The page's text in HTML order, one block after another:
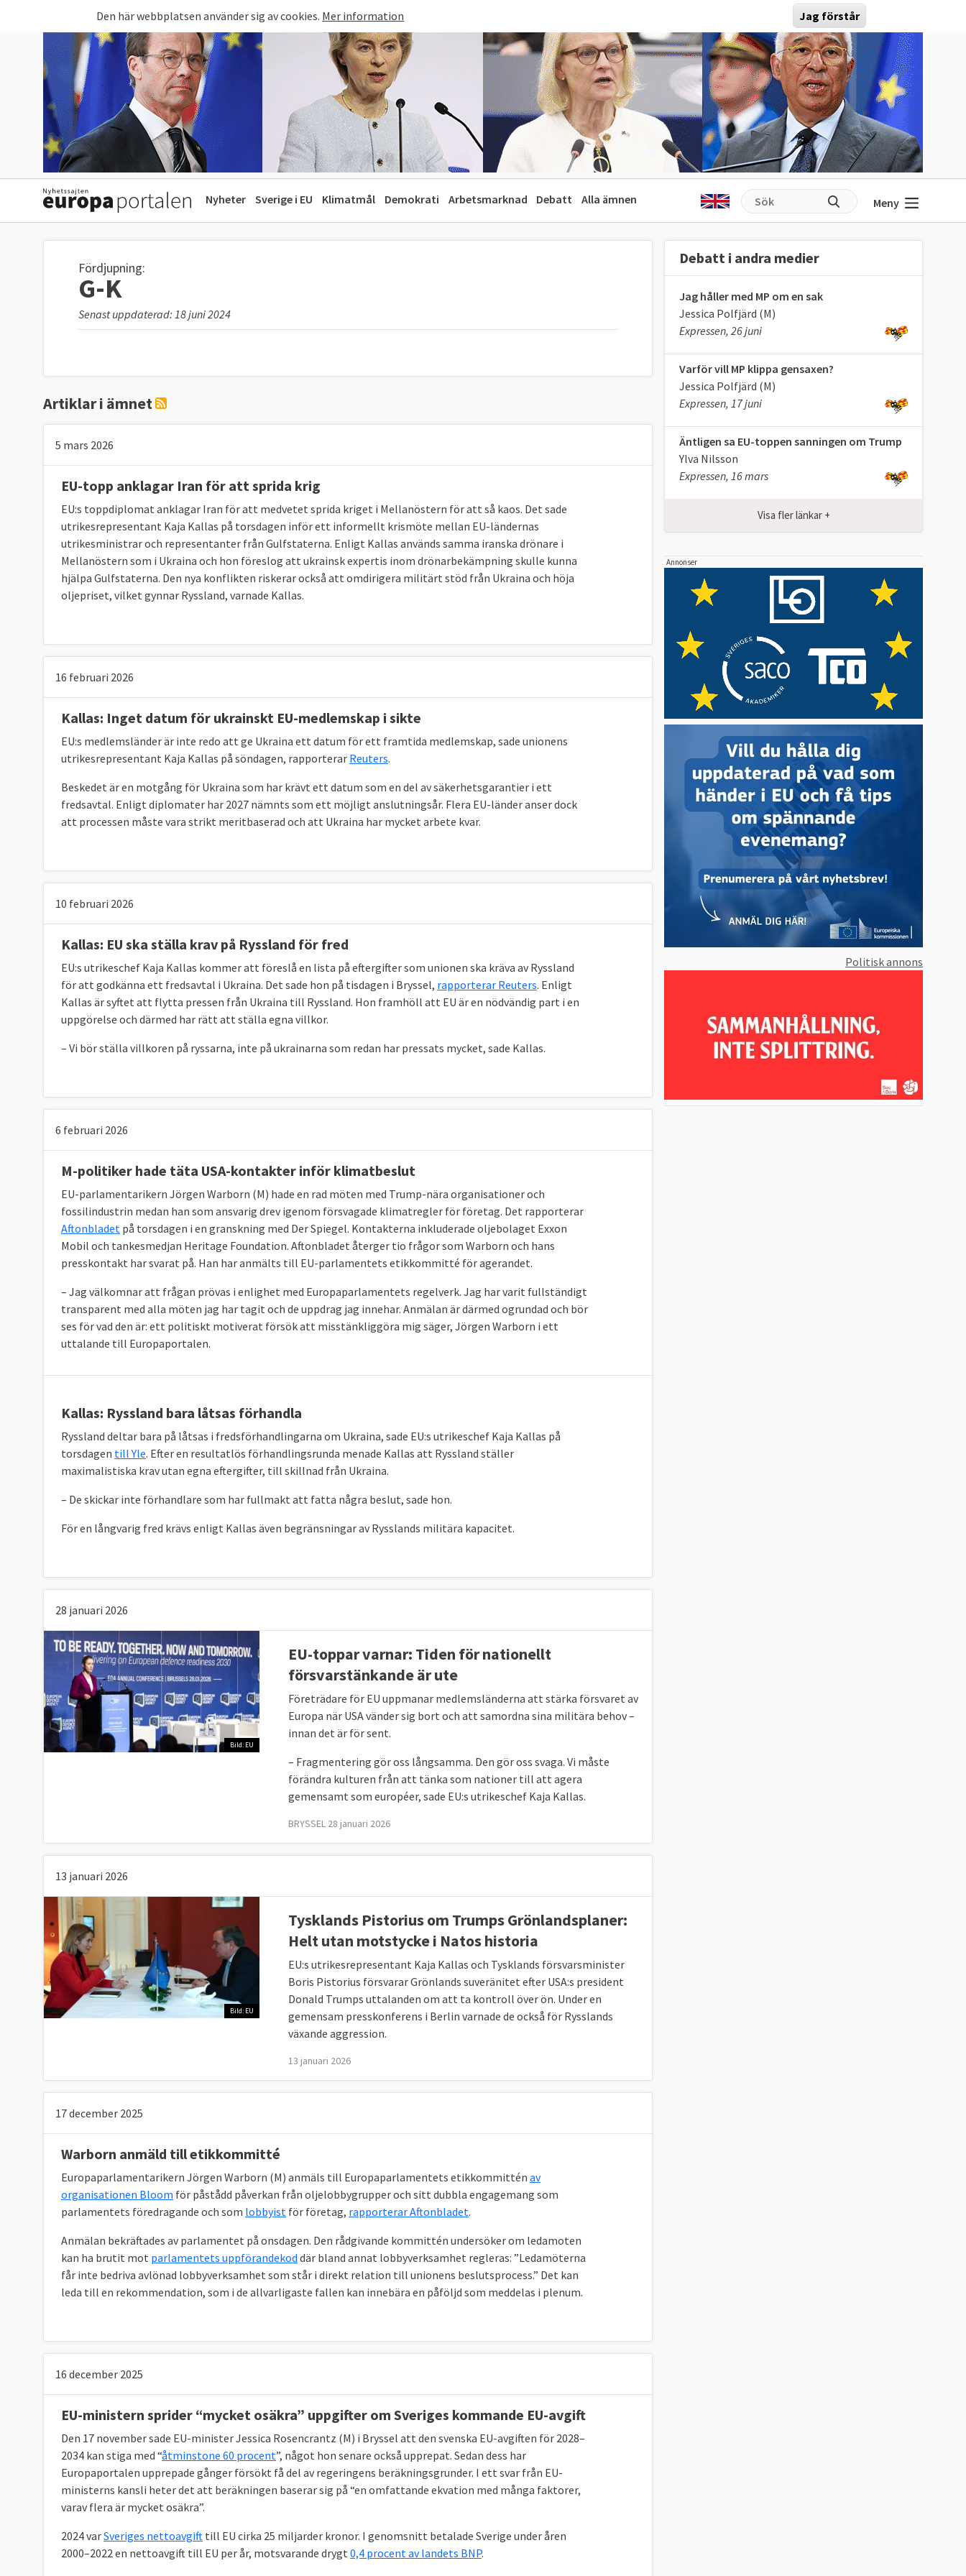
Den här webbplatsen använder sig av cookies. Mer information Jag förstår
Nyheter Sverige i EU Klimatmål Demokrati Arbetsmarknad Debatt Alla ämnen Meny
Fördjupning:
G-K
Senast uppdaterad: 18 juni 2024
Artiklar i ämnet
5 mars 2026
EU-topp anklagar Iran för att sprida krig
EU:s toppdiplomat anklagar Iran för att medvetet sprida kriget i Mellanöstern för att så kaos. Det sade
utrikesrepresentant Kaja Kallas på torsdagen inför ett informellt krismöte mellan EU-ländernas
utrikesministrar och representanter från Gulfstaterna. Enligt Kallas används samma iranska drönare i
Mellanöstern som i Ukraina och hon föreslog att ukrainsk expertis inom drönarbekämpning skulle kunna
hjälpa Gulfstaterna. Den nya konflikten riskerar också att omdirigera militärt stöd från Ukraina och höja
oljepriset, vilket gynnar Ryssland, varnade Kallas.
16 februari 2026
Kallas: Inget datum för ukrainskt EU-medlemskap i sikte
EU:s medlemsländer är inte redo att ge Ukraina ett datum för ett framtida medlemskap, sade unionens
utrikesrepresentant Kaja Kallas på söndagen, rapporterar Reuters.
Beskedet är en motgång för Ukraina som har krävt ett datum som en del av säkerhetsgarantier i ett
fredsavtal. Enligt diplomater har 2027 nämnts som ett möjligt anslutningsår. Flera EU-länder anser dock
att processen måste vara strikt meritbaserad och att Ukraina har mycket arbete kvar.
10 februari 2026
Kallas: EU ska ställa krav på Ryssland för fred
EU:s utrikeschef Kaja Kallas kommer att föreslå en lista på eftergifter som unionen ska kräva av Ryssland
för att godkänna ett fredsavtal i Ukraina. Det sade hon på tisdagen i Bryssel, rapporterar Reuters. Enligt
Kallas är syftet att flytta pressen från Ukraina till Ryssland. Hon framhöll att EU är en nödvändig part i en
uppgörelse och därmed har rätt att ställa egna villkor.
– Vi bör ställa villkoren på ryssarna, inte på ukrainarna som redan har pressats mycket, sade Kallas.
6 februari 2026
M-politiker hade täta USA-kontakter inför klimatbeslut
EU-parlamentarikern Jörgen Warborn (M) hade en rad möten med Trump-nära organisationer och
fossilindustrin medan han som ansvarig drev igenom försvagade klimatregler för företag. Det rapporterar
Aftonbladet på torsdagen i en granskning med Der Spiegel. Kontakterna inkluderade oljebolaget Exxon
Mobil och tankesmedjan Heritage Foundation. Aftonbladet återger tio frågor som Warborn och hans
presskontakt har svarat på. Han har anmälts till EU-parlamentets etikkommitté för agerandet.
– Jag välkomnar att frågan prövas i enlighet med Europaparlamentets regelverk. Jag har varit fullständigt
transparent med alla möten jag har tagit och de uppdrag jag innehar. Anmälan är därmed ogrundad och bör
ses för vad den är: ett politiskt motiverat försök att misstänkliggöra mig säger, Jörgen Warborn i ett
uttalande till Europaportalen.
Kallas: Ryssland bara låtsas förhandla
Ryssland deltar bara på låtsas i fredsförhandlingarna om Ukraina, sade EU:s utrikeschef Kaja Kallas på
torsdagen till Yle. Efter en resultatlös förhandlingsrunda menade Kallas att Ryssland ställer
maximalistiska krav utan egna eftergifter, till skillnad från Ukraina.
– De skickar inte förhandlare som har fullmakt att fatta några beslut, sade hon.
För en långvarig fred krävs enligt Kallas även begränsningar av Rysslands militära kapacitet.
28 januari 2026
Bild: EU
EU-toppar varnar: Tiden för nationellt
försvarstänkande är ute
Företrädare för EU uppmanar medlemsländerna att stärka försvaret av
Europa när USA vänder sig bort och att samordna sina militära behov –
innan det är för sent.
– Fragmentering gör oss långsamma. Den gör oss svaga. Vi måste
förändra kulturen från att tänka som nationer till att agera
gemensamt som européer, sade EU:s utrikeschef Kaja Kallas.
BRYSSEL 28 januari 2026
13 januari 2026
Bild: EU
Tysklands Pistorius om Trumps Grönlandsplaner:
Helt utan motstycke i Natos historia
EU:s utrikesrepresentant Kaja Kallas och Tysklands försvarsminister
Boris Pistorius försvarar Grönlands suveränitet efter USA:s president
Donald Trumps uttalanden om att ta kontroll över ön. Under en
gemensam presskonferens i Berlin varnade de också för Rysslands
växande aggression.
13 januari 2026
17 december 2025
Warborn anmäld till etikkommitté
Europaparlamentarikern Jörgen Warborn (M) anmäls till Europaparlamentets etikkommittén av
organisationen Bloom för påstådd påverkan från oljelobbygrupper och sitt dubbla engagemang som
parlamentets föredragande och som lobbyist för företag, rapporterar Aftonbladet.
Anmälan bekräftades av parlamentet på onsdagen. Den rådgivande kommittén undersöker om ledamoten
kan ha brutit mot parlamentets uppförandekod där bland annat lobbyverksamhet regleras: ​​”Ledamöterna
får inte bedriva avlönad lobbyverksamhet som står i direkt relation till unionens beslutsprocess.” Det kan
leda till en rekommendation, som i de allvarligaste fallen kan innebära en påföljd som meddelas i plenum.
16 december 2025
EU-ministern sprider “mycket osäkra” uppgifter om Sveriges kommande EU-avgift
Den 17 november sade EU-minister Jessica Rosencrantz (M) i Bryssel att den svenska EU-avgiften för 2028–
2034 kan stiga med “åtminstone 60 procent”, något hon senare också upprepat. Sedan dess har
Europaportalen upprepade gånger försökt få del av regeringens beräkningsgrunder. I ett svar från EU-
ministerns kansli heter det att beräkningen baserar sig på “en omfattande ekvation med många faktorer,
varav flera är mycket osäkra”.
2024 varSveriges nettoavgift till EU cirka 25 miljarder kronor. I genomsnitt betalade Sverige under åren
2000–2022 en nettoavgift till EU per år, motsvarande drygt 0,4 procent av landets BNP.
Debatt i andra medier
Jag håller med MP om en sak
Jessica Polfjärd (M)
Expressen, 26 juni
Varför vill MP klippa gensaxen?
Jessica Polfjärd (M)
Expressen, 17 juni
Äntligen sa EU-toppen sanningen om Trump
Ylva Nilsson
Expressen, 16 mars
Visa fler länkar +
Annonser
Politisk annons